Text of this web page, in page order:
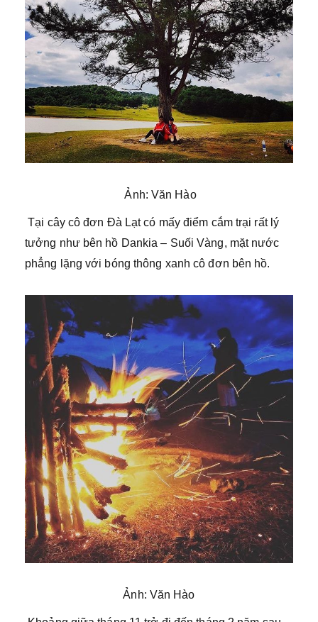
Ảnh: Văn Hào
Tại cây cô đơn Đà Lạt có mấy điểm cắm trại rất lý
tưởng như bên hồ Dankia – Suối Vàng, mặt nước
phẳng lặng với bóng thông xanh cô đơn bên hồ.
Ảnh: Văn Hào